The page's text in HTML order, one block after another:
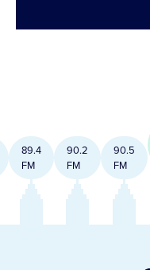
89.4
FM
90.2
FM
90.5
FM